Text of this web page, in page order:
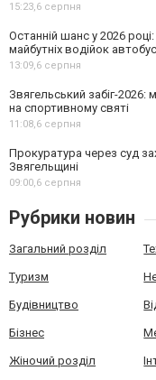
15:23,6 серпня
Останній шанс у 2026
майбутніх водійок
13:09,6 серпня
Звягельський забіг-
на спортивному святі
11:08,6 серпня
Прокуратура через суд
Звягельщині
09:00,6 серпня
Рубрики новин
Загальний розділ
Туризм
Будівництво
Бізнес
Жіночий розділ